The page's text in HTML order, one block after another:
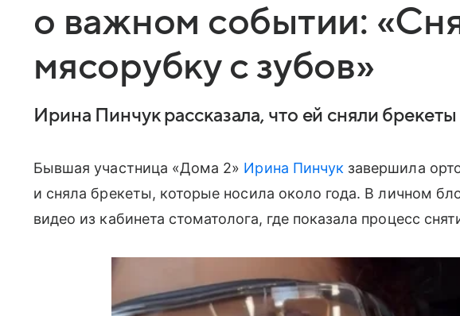
о важном событии:
мясорубку с зубов»
Ирина Пинчук рассказала, что ей сняли брекеты
Бывшая участница «Дома 2» Ирина Пинчук завершила
и сняла брекеты, которые носила около года. В личном
видео из кабинета стоматолога, где показала процесс